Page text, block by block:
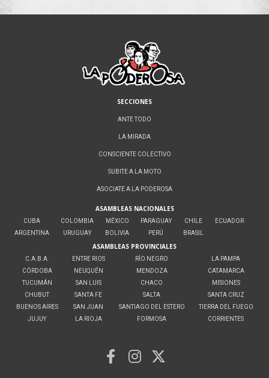
SECCIONES
ANTE TODO
LA MIRADA
CONSCIENTE COLECTIVO
SUBITE A LA MOTO
ASOCIATE A LA PODEROSA
ASAMBLEAS NACIONALES
CUBA
ARGENTINA
COLOMBIA
URUGUAY
MÉXICO
BOLIVIA
PARAGUAY
PERÚ
CHILE
BRASIL
ECUADOR
ASAMBLEAS PROVINCIALES
C.A.B.A.
CÓRDOBA
TUCUMÁN
CHUBUT
BUENOS AIRES
JUJUY
ENTRE RIOS
NEUQUÉN
SAN LUIS
SANTA FE
SAN JUAN
LA RIOJA
RÍO NEGRO
MENDOZA
CHACO
SALTA
SANTIAGO DEL ESTERO
FORMOSA
LA PAMPA
CATAMARCA
MISIONES
SANTA CRUZ
TIERRA DEL FUEGO
CORRIENTES